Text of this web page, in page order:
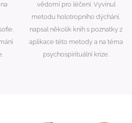
vědomí pro léčení. Vyvinul
metodu holotropního dýchání,
napsal několik knih s poznatky z
aplikace této metody a na téma
psychospirituální krize.